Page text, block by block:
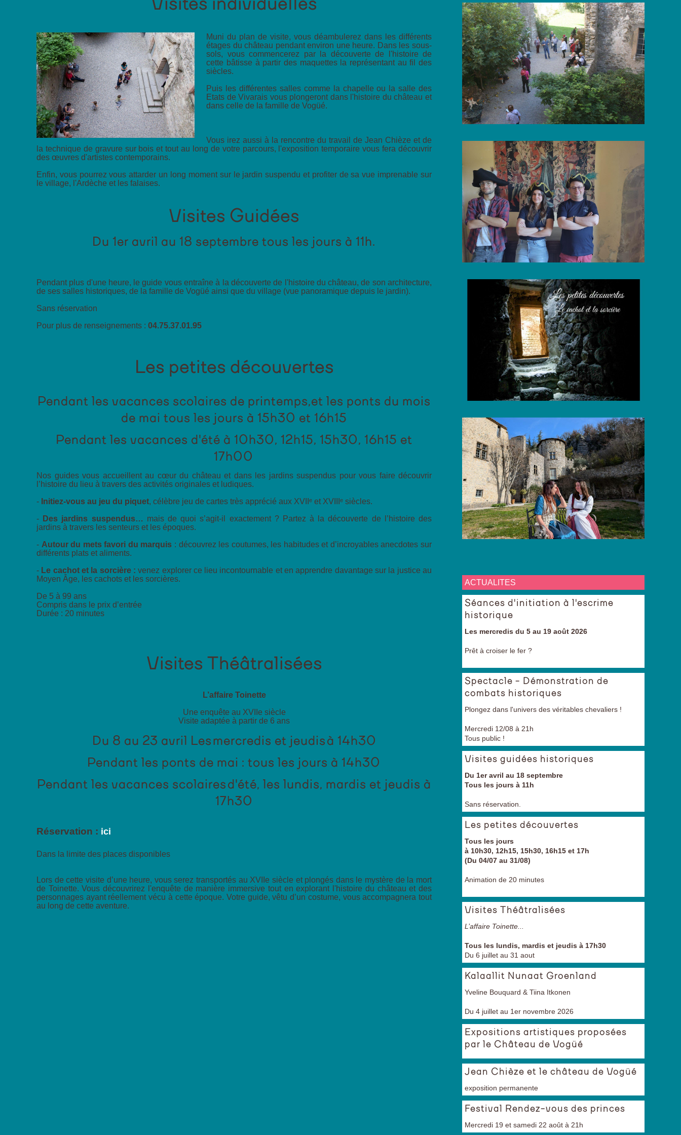
Visites individuelles
Muni du plan de visite, vous déambulerez dans les différents
étages du château pendant environ une heure. Dans les sous-
sols, vous commencerez par la découverte de l'histoire de
cette bâtisse à partir des maquettes la représentant au fil des
siècles.
Puis les différentes salles comme la chapelle ou la salle des
Etats de Vivarais vous plongeront dans l'histoire du château et
dans celle de la famille de Vogüé.
Vous irez aussi à la rencontre du travail de Jean Chièze et de
la technique de gravure sur bois et tout au long de votre parcours, l'exposition temporaire vous fera découvrir
des œuvres d'artistes contemporains.
Enfin, vous pourrez vous attarder un long moment sur le jardin suspendu et profiter de sa vue imprenable sur
le village, l'Ardèche et les falaises.
Visites Guidées
Du 1er avril au 18 septembre tous les jours à 11h.
Pendant plus d'une heure, le guide vous entraîne à la découverte de l'histoire du château, de son architecture,
de ses salles historiques, de la famille de Vogüé ainsi que du village (vue panoramique depuis le jardin).
Sans réservation
Pour plus de renseignements : 04.75.37.01.95
Les petites découvertes
Pendant les vacances scolaires de printemps,et les ponts du mois
de mai tous les jours à 15h30 et 16h15
Pendant les vacances d'été à 10h30, 12h15, 15h30, 16h15 et
17h00
Nos guides vous accueillent au cœur du château et dans les jardins suspendus pour vous faire découvrir
l’histoire du lieu à travers des activités originales et ludiques.
- Initiez-vous au jeu du piquet, célèbre jeu de cartes très apprécié aux XVIIᵉ et XVIIIᵉ siècles.
- Des jardins suspendus… mais de quoi s’agit-il exactement ? Partez à la découverte de l’histoire des
jardins à travers les senteurs et les époques.
- Autour du mets favori du marquis : découvrez les coutumes, les habitudes et d’incroyables anecdotes sur
différents plats et aliments.
- Le cachot et la sorcière : venez explorer ce lieu incontournable et en apprendre davantage sur la justice au
Moyen Âge, les cachots et les sorcières.
De 5 à 99 ans
Compris dans le prix d’entrée
Durée : 20 minutes
Visites Théâtralisées
L’affaire Toinette
Une enquête au XVIIe siècle
Visite adaptée à partir de 6 ans
Du 8 au 23 avril Les mercredis et jeudis à 14h30
Pendant les ponts de mai : tous les jours à 14h30
Pendant les vacances scolaires d'été, les lundis, mardis et jeudis à
17h30
Réservation : ici
Dans la limite des places disponibles
Lors de cette visite d’une heure, vous serez transportés au XVIIe siècle et plongés dans le mystère de la mort
de Toinette. Vous découvrirez l'enquête de manière immersive tout en explorant l'histoire du château et des
personnages ayant réellement vécu à cette époque. Votre guide, vêtu d’un costume, vous accompagnera tout
au long de cette aventure.
ACTUALITES
Séances d'initiation à l'escrime
historique
Les mercredis du 5 au 19 août 2026
Prêt à croiser le fer ?
Spectacle - Démonstration de
combats historiques
Plongez dans l'univers des véritables chevaliers !
Mercredi 12/08 à 21h
Tous public !
Visites guidées historiques
Du 1er avril au 18 septembre
Tous les jours à 11h
Sans réservation.
Les petites découvertes
Tous les jours
à 10h30, 12h15, 15h30, 16h15 et 17h
(Du 04/07 au 31/08)
Animation de 20 minutes
Visites Théâtralisées
L’affaire Toinette...
Tous les lundis, mardis et jeudis à 17h30
Du 6 juillet au 31 aout
Kalaallit Nunaat Groenland
Yveline Bouquard & Tiina Itkonen
Du 4 juillet au 1er novembre 2026
Expositions artistiques proposées
par le Château de Vogüé
Jean Chièze et le château de Vogüé
exposition permanente
Festival Rendez-vous des princes
Mercredi 19 et samedi 22 août à 21h